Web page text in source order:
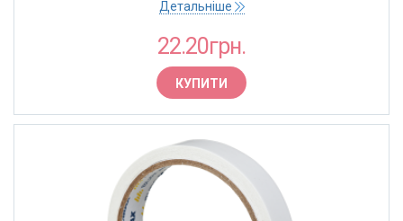
Детальніше
22.20грн.
КУПИТИ